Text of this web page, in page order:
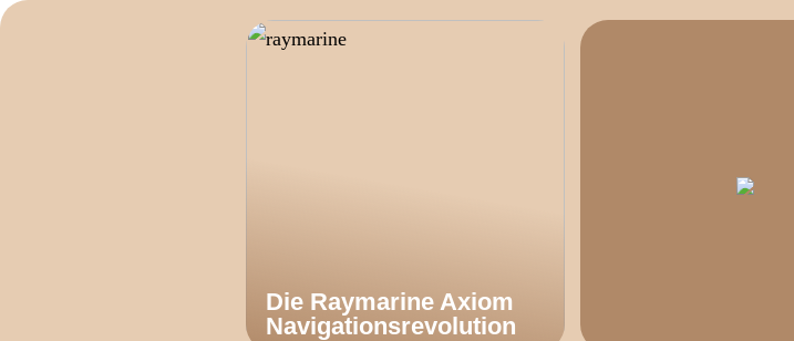
Die Raymarine Axiom
Navigationsrevolution